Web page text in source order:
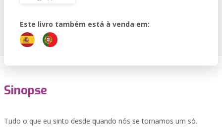
Este livro também está à venda em:
Sinopse
Tudo o que eu sinto desde quando nós se tornamos um só.